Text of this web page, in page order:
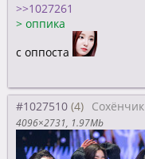
>>1027261
> оппика
с оппоста
#1027510 Сохёнчик
4096×2731 1.97Mb